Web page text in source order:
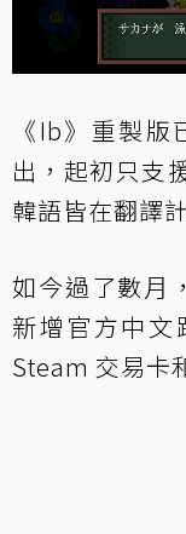
《Ib》重製
出，起初只支
韓語皆在翻譯
如今過了數月
新增官方中文
Steam 交易卡